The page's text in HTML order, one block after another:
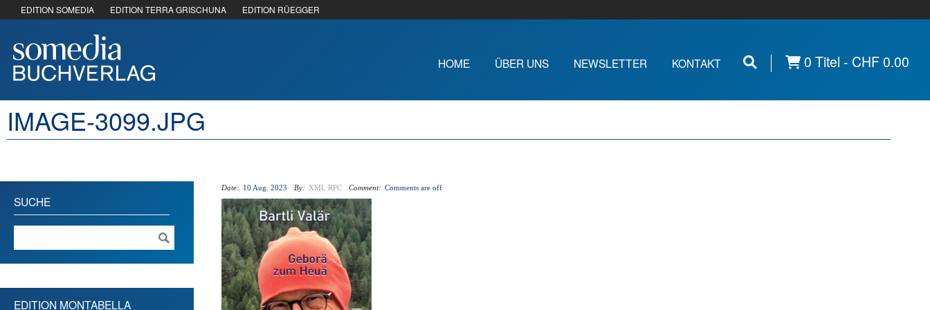
EDITION SOMEDIA EDITION TERRA GRISCHUNA EDITION RÜEGGER
HOME ÜBER UNS NEWSLETTER KONTAKT 0 Titel - CHF0.00
IMAGE-3099.JPG
Date: 10 Aug. 2023 By: XML RPC Comment: Comments are off
SUCHE
EDITION MONTABELLA